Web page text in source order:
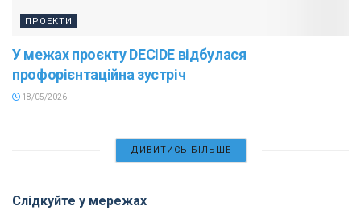
ПРОЕКТИ
У межах проєкту DECIDE відбулася
профорієнтаційна зустріч
18/05/2026
ДИВИТИСЬ БІЛЬШЕ
Слідкуйте у мережах